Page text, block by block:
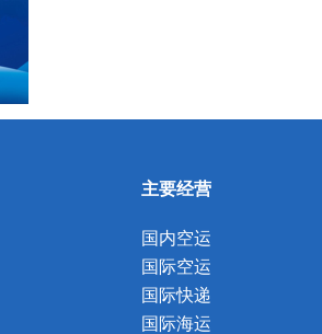
主要经营
国内空运
国际空运
国际快递
国际海运